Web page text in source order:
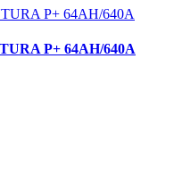
P+ 64AH/640A